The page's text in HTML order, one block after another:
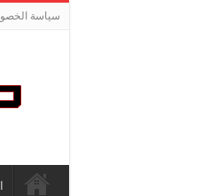
سياسة